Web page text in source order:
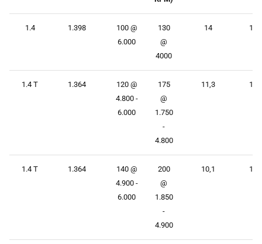
1.4 1.398
100 @
6.000
130
@
4000
14 177
1.4 T 1.364
120 @
4.800 -
6.000
175
@
1.750
-
4.800
11,3 188
1.4 T 1.364
140 @
4.900 -
6.000
200
@
1.850
-
4.900
10,1 196